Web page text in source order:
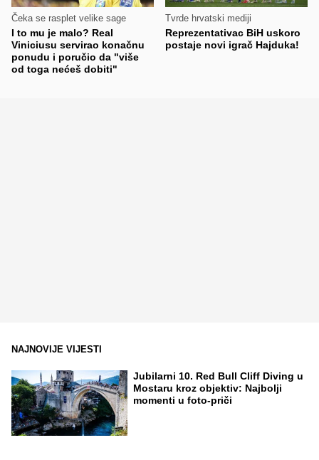
Čeka se rasplet velike sage
I to mu je malo? Real
Viniciusu servirao konačnu
ponudu i poručio da "više
od toga nećeš dobiti"
Tvrde hrvatski mediji
Reprezentativac BiH uskoro
postaje novi igrač Hajduka!
NAJNOVIJE VIJESTI
Jubilarni 10. Red Bull Cliff Diving u
Mostaru kroz objektiv: Najbolji
momenti u foto-priči